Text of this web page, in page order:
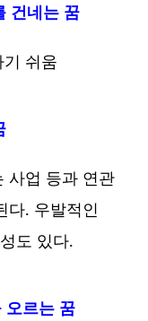
건네는 꿈
쉬움
사업 등과 연관
다. 우발적인
도 있다.
오르는 꿈